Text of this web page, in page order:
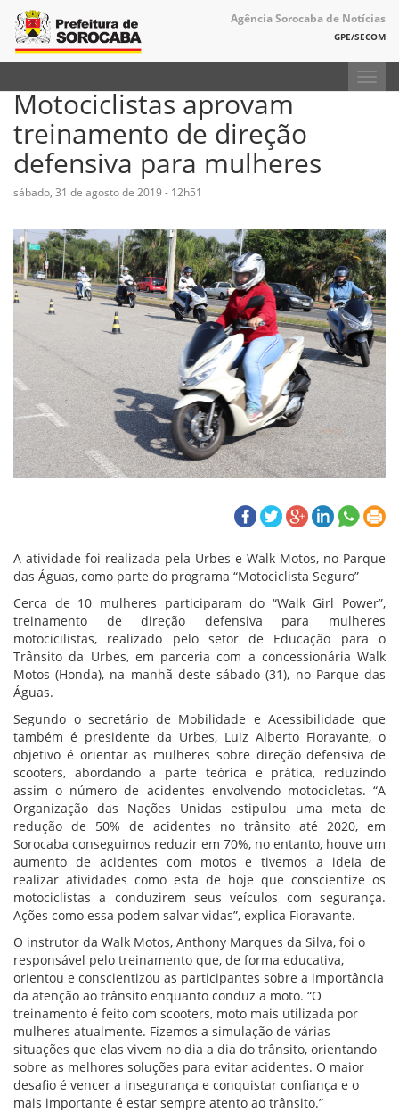
Agência Sorocaba de Notícias
GPE/SECOM
Motociclistas aprovam
treinamento de direção
defensiva para mulheres
sábado, 31 de agosto de 2019 - 12h51
A atividade foi realizada pela Urbes e Walk Motos, no Parque
das Águas, como parte do programa “Motociclista Seguro”
Cerca de 10 mulheres participaram do “Walk Girl Power”,
treinamento de direção defensiva para mulheres
motocicilistas, realizado pelo setor de Educação para o
Trânsito da Urbes, em parceria com a concessionária Walk
Motos (Honda), na manhã deste sábado (31), no Parque das
Águas.
Segundo o secretário de Mobilidade e Acessibilidade que
também é presidente da Urbes, Luiz Alberto Fioravante, o
objetivo é orientar as mulheres sobre direção defensiva de
scooters, abordando a parte teórica e prática, reduzindo
assim o número de acidentes envolvendo motocicletas. “A
Organização das Nações Unidas estipulou uma meta de
redução de 50% de acidentes no trânsito até 2020, em
Sorocaba conseguimos reduzir em 70%, no entanto, houve um
aumento de acidentes com motos e tivemos a ideia de
realizar atividades como esta de hoje que conscientize os
motociclistas a conduzirem seus veículos com segurança.
Ações como essa podem salvar vidas”, explica Fioravante.
O instrutor da Walk Motos, Anthony Marques da Silva, foi o
responsável pelo treinamento que, de forma educativa,
orientou e conscientizou as participantes sobre a importância
da atenção ao trânsito enquanto conduz a moto. “O
treinamento é feito com scooters, moto mais utilizada por
mulheres atualmente. Fizemos a simulação de várias
situações que elas vivem no dia a dia do trânsito, orientando
sobre as melhores soluções para evitar acidentes. O maior
desafio é vencer a insegurança e conquistar confiança e o
mais importante é estar sempre atento ao trânsito.”